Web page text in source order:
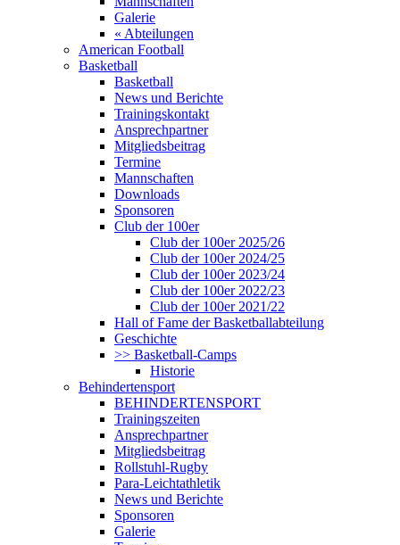
Galerie
« Abteilungen
American Football
Basketball
Basketball
News und Berichte
Trainingskontakt
Ansprechpartner
Mitgliedsbeitrag
Termine
Mannschaften
Downloads
Sponsoren
Club der 100er
Club der 100er 2025/26
Club der 100er 2024/25
Club der 100er 2023/24
Club der 100er 2022/23
Club der 100er 2021/22
Hall of Fame der Basketballabteilung
Geschichte
>> Basketball-Camps
Historie
Behindertensport
BEHINDERTENSPORT
Trainingszeiten
Ansprechpartner
Mitgliedsbeitrag
Rollstuhl-Rugby
Para-Leichtathletik
News und Berichte
Sponsoren
Galerie